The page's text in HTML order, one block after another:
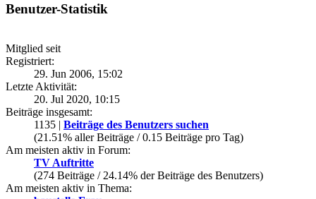
Benutzer-Statistik
Mitglied seit
Registriert:
29. Jun 2006, 15:02
Letzte Aktivität:
20. Jul 2020, 10:15
Beiträge insgesamt:
1135 | Beiträge des Benutzers suchen
(21.51% aller Beiträge / 0.15 Beiträge pro Tag)
Am meisten aktiv in Forum:
TV Auftritte
(274 Beiträge / 24.14% der Beiträge des Benutzers)
Am meisten aktiv in Thema: